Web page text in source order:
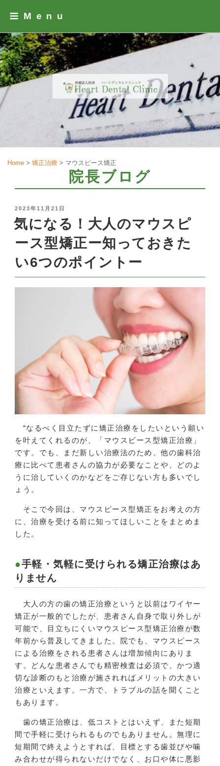
Menu
Home > 矯正治療 > マウスピース矯正
院長ブログ
POSTED
ON
2023年11月21日
気になる！大人のマウスピ
ース型矯正ー知っておきた
い6つのポイントー
“なるべく目立たずに矯正治療をしたいという願い
を叶えてくれるのが、「マウスビース型矯正治療」
です。でも、まだ新しい治療法のため、他の歯科治
療に比べて患者さんの協力が必要なことや、どのよ
うに治していくのかなどをご存じない方も多いでし
ょう。
そこで今回は、マウスピース型矯正をお考えの方
に、治療を受ける前に知ってほしいことをまとめま
した。
手軽・気軽に受けられる矯正治療はあ
りません
大人の方の歯の矯正治療というと以前はワイヤー
矯正が一般的でしたが、患者さん自身で取り外しが
可能で、目立ちにくいマウスピース型矯正治療が数
年前から普及してきました。院でも、マウスピース
による治療をされる患者さんは増加傾向にありま
す。どんな患者さんでも精密検査は必須で、かつ適
切な診断のもと治療が施されればメリットの大きい
治療といえます。一方で、トラブルの話を聞くこと
もあります。
歯の矯正治療は、低コストとはいえず、また短期
間で手軽に受けられるものでもありません。無理に
短期間で終えようとすれば、目標とする歯並びや噛
み合わせが得られないだけでなく、お口や体に悪影